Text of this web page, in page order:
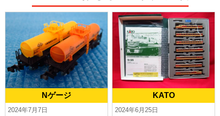
Nゲージ
2024年7月7日
KATO
2024年6月25日